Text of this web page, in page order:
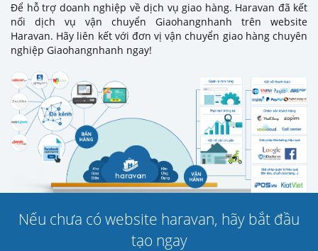
Để hỗ trợ doanh nghiệp về dịch vụ giao hàng. Haravan đã kết
nối dịch vụ vận chuyển Giaohangnhanh trên website
Haravan. Hãy liên kết với đơn vị vận chuyển giao hàng chuyên
nghiệp Giaohangnhanh ngay!
Nếu chưa có website haravan, hãy bắt đầu
tạo ngay